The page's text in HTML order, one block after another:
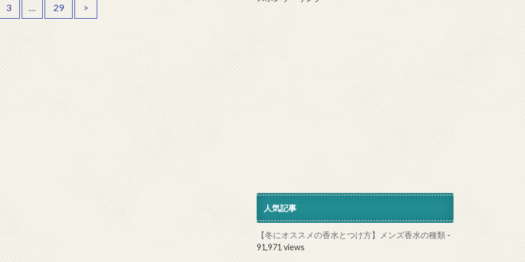
3 … 29 >
人気記事
【冬にオススメの香水とつけ方】メンズ香水の種類 -
91,971 views